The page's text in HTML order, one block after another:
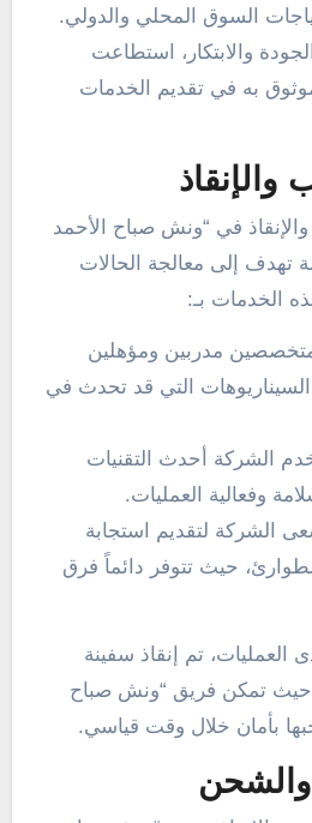
السوق المحلي والدولي.
والابتكار، استطاعت
به في تقديم الخدمات
في “ونش صباح الأحمد
تهدف إلى معالجة الحالات
الخدمات بـ:
مدربين ومؤهلين
التي قد تحدث في
الشركة أحدث التقنيات
وفعالية العمليات.
الشركة لتقديم استجابة
حيث تتوفر دائماً فرق
تم إنقاذ سفينة
حيث تمكن فريق “ونش صباح
بأمان خلال وقت قياسي.